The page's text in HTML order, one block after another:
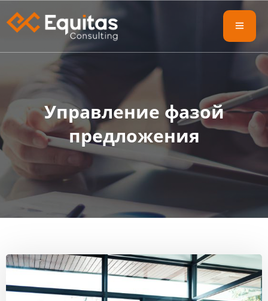
Управление фазой
предложения